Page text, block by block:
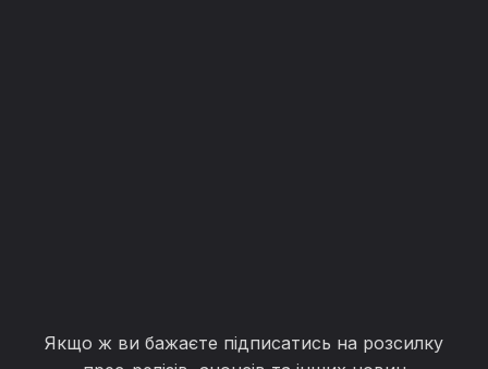
Якщо ж ви бажаєте підписатись на розсилку